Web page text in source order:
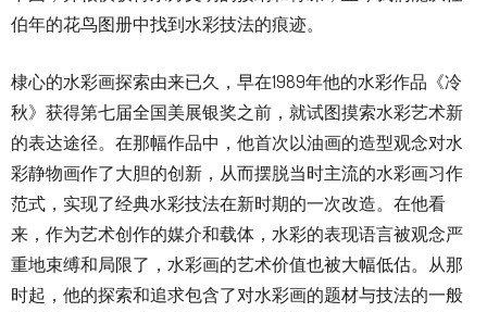
伯年的花鸟图册中找到水彩技法的痕迹。
棣心的水彩画探索由来已久，早在1989年他的水彩作品《冷
秋》获得第七届全国美展银奖之前，就试图摸索水彩艺术新
的表达途径。在那幅作品中，他首次以油画的造型观念对水
彩静物画作了大胆的创新，从而摆脱当时主流的水彩画习作
范式，实现了经典水彩技法在新时期的一次改造。在他看
来，作为艺术创作的媒介和载体，水彩的表现语言被观念严
重地束缚和局限了，水彩画的艺术价值也被大幅低估。从那
时起，他的探索和追求包含了对水彩画的题材与技法的一般